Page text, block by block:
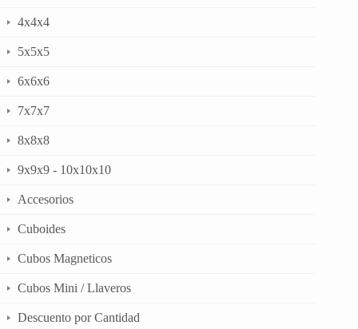
4x4x4
5x5x5
6x6x6
7x7x7
8x8x8
9x9x9 - 10x10x10
Accesorios
Cuboides
Cubos Magneticos
Cubos Mini / Llaveros
Descuento por Cantidad